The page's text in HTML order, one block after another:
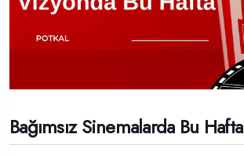
Bağımsız Sinemalarda Bu Hafta